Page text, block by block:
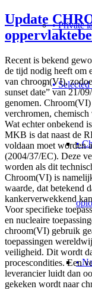
• Private
•
•
•
Update
Recent is bekend
de tijd nodig heeft om
van chroom(VI),
sunset date” van 21/
genomen.
verchromen, chemisch
Wat echter onbekend
MKB is dat naast de
voldaan moet worden
(2004/37/EC). Deze
worden als dit
Chroom(VI) is
waarde, dat betekend
kankerverwekkend
Voor specifieke
en nucleaire
chroom(VI) gebruik
toepassingen
veiligheid. Dit wordt
procescondities. Een
leverancier luidt dan
gekeken wordt naar